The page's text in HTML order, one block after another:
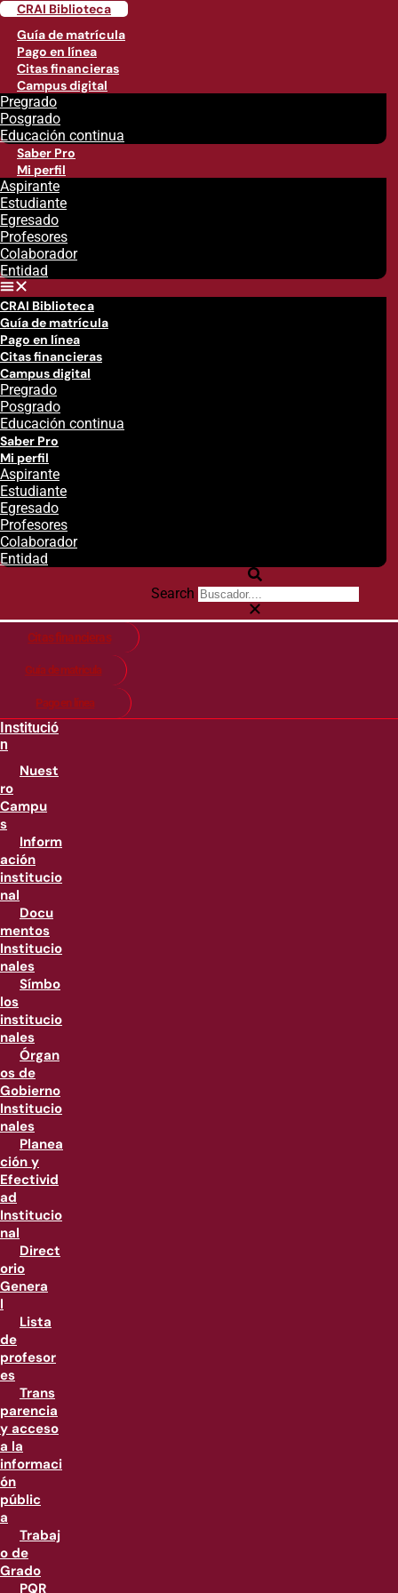
CRAI Biblioteca
Guía de matrícula
Pago en línea
Citas financieras
Campus digital
Pregrado
Posgrado
Educación continua
Saber Pro
Mi perfil
Aspirante
Estudiante
Egresado
Profesores
Colaborador
Entidad
CRAI Biblioteca
Guía de matrícula
Pago en línea
Citas financieras
Campus digital
Pregrado
Posgrado
Educación continua
Saber Pro
Mi perfil
Aspirante
Estudiante
Egresado
Profesores
Colaborador
Entidad
Search
Citas financieras
Guía de matricula
Pago en línea
Institució
n
Nuest
ro
Campu
s
Inform
ación
institucio
nal
Docu
mentos
Institucio
nales
Símbo
los
institucio
nales
Órgan
os de
Gobierno
Institucio
nales
Planea
ción y
Efectivid
ad
Institucio
nal
Direct
orio
Genera
l
Lista
de
profesor
es
Trans
parencia
y acceso
a la
informaci
ón
públic
a
Trabaj
o de
Grado
PQR